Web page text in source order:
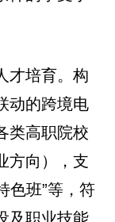
才培育。构
动的跨境电
类高职院校
方向），支
色班”等，符
及职业技能